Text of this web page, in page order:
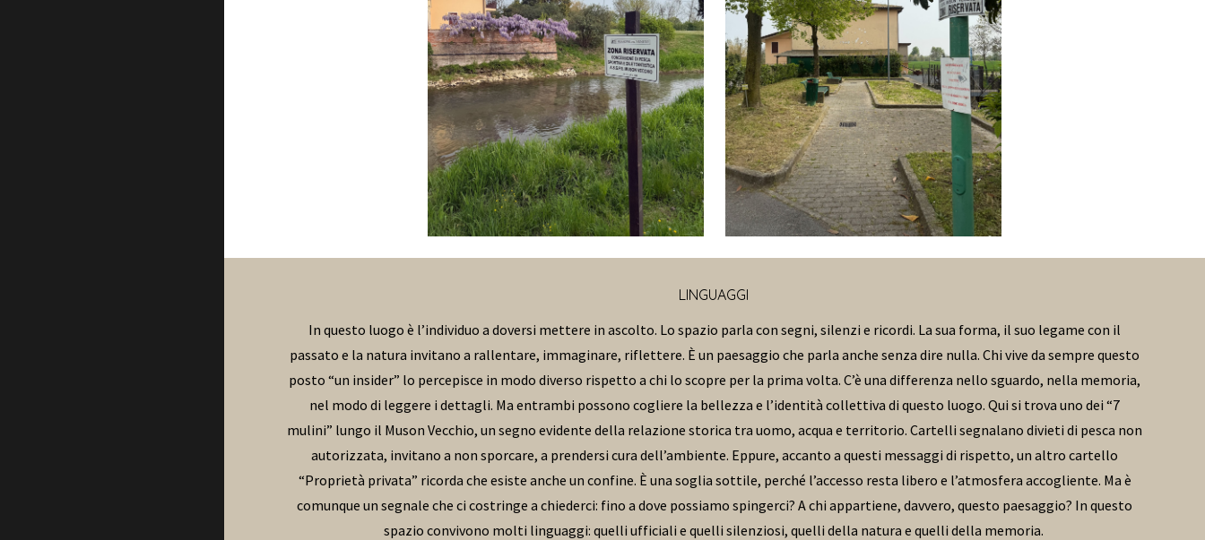
LINGUAGGI
In questo luogo è l’individuo a doversi mettere in ascolto. Lo spazio parla con segni, silenzi e ricordi. La sua forma, il suo legame con il
passato e la natura invitano a rallentare, immaginare, riflettere. È un paesaggio che parla anche senza dire nulla. Chi vive da sempre questo
posto “un insider” lo percepisce in modo diverso rispetto a chi lo scopre per la prima volta. C’è una differenza nello sguardo, nella memoria,
nel modo di leggere i dettagli. Ma entrambi possono cogliere la bellezza e l’identità collettiva di questo luogo. Qui si trova uno dei “7
mulini” lungo il Muson Vecchio, un segno evidente della relazione storica tra uomo, acqua e territorio. Cartelli segnalano divieti di pesca non
autorizzata, invitano a non sporcare, a prendersi cura dell’ambiente. Eppure, accanto a questi messaggi di rispetto, un altro cartello
“Proprietà privata” ricorda che esiste anche un confine. È una soglia sottile, perché l’accesso resta libero e l’atmosfera accogliente. Ma è
comunque un segnale che ci costringe a chiederci: fino a dove possiamo spingerci? A chi appartiene, davvero, questo paesaggio? In questo
spazio convivono molti linguaggi: quelli ufficiali e quelli silenziosi, quelli della natura e quelli della memoria.